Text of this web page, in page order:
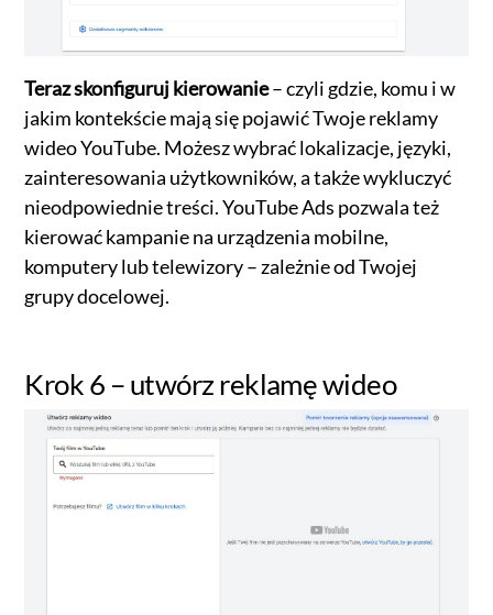
Teraz skonfiguruj kierowanie– czyli gdzie, komu i w
jakim kontekście mają się pojawić Twoje reklamy
wideo YouTube. Możesz wybrać lokalizacje, języki,
zainteresowania użytkowników, a także wykluczyć
nieodpowiednie treści. YouTube Ads pozwala też
kierować kampanie na urządzenia mobilne,
komputery lub telewizory – zależnie od Twojej
grupy docelowej.
Krok 6 – utwórz reklamę wideo